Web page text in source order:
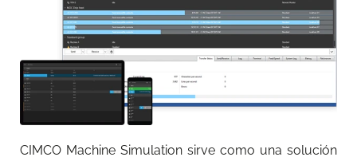
CIMCO Machine Simulation sirve como una solución